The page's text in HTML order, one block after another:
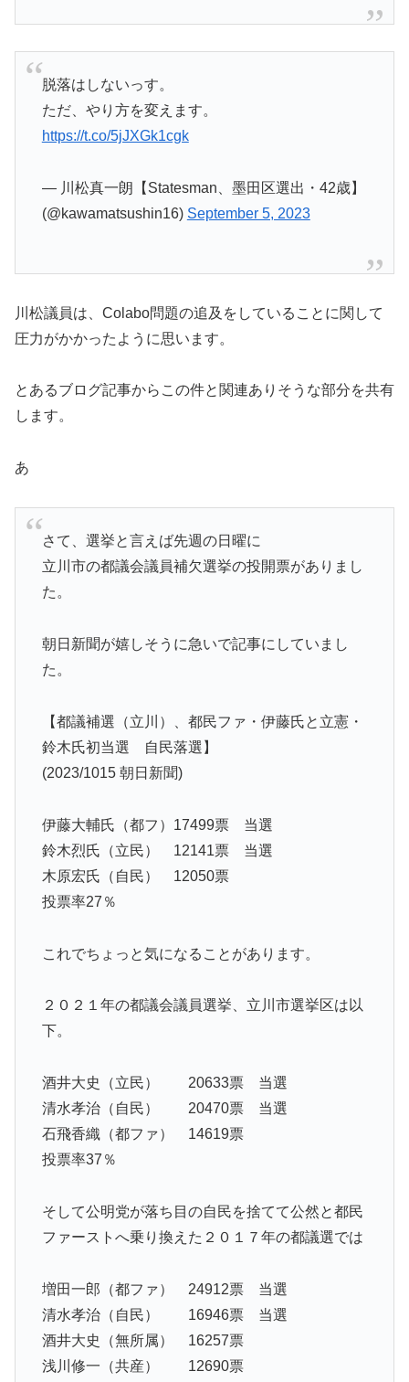
脱落はしないっす。
ただ、やり方を変えます。
https://t.co/5jJXGk1cgk
— 川松真一朗【Statesman、墨田区選出・42歳】
(@kawamatsushin16) September 5, 2023
川松議員は、Colabo問題の追及をしていることに関して
圧力がかかったように思います。
とあるブログ記事からこの件と関連ありそうな部分を共有
します。
あ
さて、選挙と言えば先週の日曜に
立川市の都議会議員補欠選挙の投開票がありまし
た。
朝日新聞が嬉しそうに急いで記事にしていまし
た。
【都議補選（立川）、都民ファ・伊藤氏と立憲・
鈴木氏初当選 自民落選】
(2023/1015 朝日新聞)
伊藤大輔氏（都フ）17499票 当選
鈴木烈氏（立民） 12141票 当選
木原宏氏（自民） 12050票
投票率27％
これでちょっと気になることがあります。
２０２１年の都議会議員選挙、立川市選挙区は以
下。
酒井大史（立民） 20633票 当選
清水孝治（自民） 20470票 当選
石飛香織（都ファ） 14619票
投票率37％
そして公明党が落ち目の自民を捨てて公然と都民
ファーストへ乗り換えた２０１７年の都議選では
増田一郎（都ファ） 24912票 当選
清水孝治（自民） 16946票 当選
酒井大史（無所属） 16257票
浅川修一（共産） 12690票